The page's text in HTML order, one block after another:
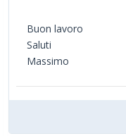
Buon lavoro
Saluti
Massimo